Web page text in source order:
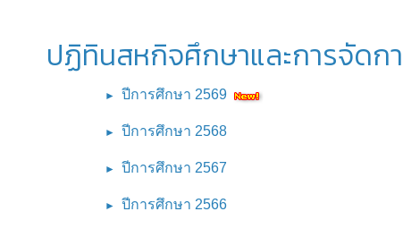
ปฏิทินสหกิจศึกษาและการจัดก
► ปีการศึกษา 2569
► ปีการศึกษา 2568
► ปีการศึกษา 2567
► ปีการศึกษา 2566